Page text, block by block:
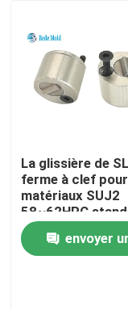
Maison
Produits
La glissière de
ferme à clef
matériaux SUJ2
58~62HRC
du moulage par
injection MISUMI
envoyer